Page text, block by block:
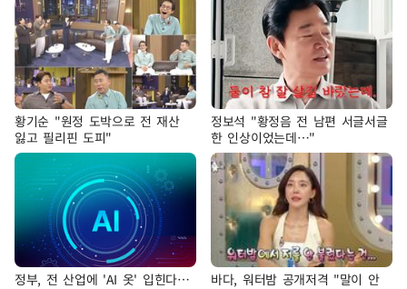
황기순 "원정 도박으로 전 재산
잃고 필리핀 도피"
정보석 "황정음 전 남편 서글서글
한 인상이었는데…"
정부, 전 산업에 'AI 옷' 입힌다…
바다, 워터밤 공개저격 "말이 안